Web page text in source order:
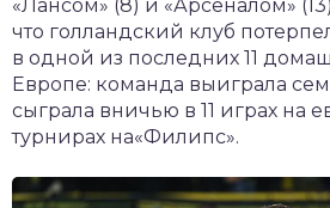
«Лансом» (8) и «Арсеналом»
что голландский клуб
в одной из последних 11
Европе: команда выиграла
сыграла вничью в 11 играх на
турнирах на«Филипс».